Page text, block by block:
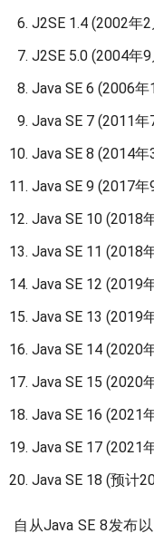
J2SE 1.4 (2002年
J2SE 5.0 (2004年
Java SE 6 (2006
Java SE 7 (2011
Java SE 8 (2014
Java SE 9 (2017
Java SE 10 (2018
Java SE 11 (2018
Java SE 12 (2019
Java SE 13 (2019
Java SE 14 (2020
Java SE 15 (2020
Java SE 16 (2021
Java SE 17 (2021
Java SE 18 (预计
自从Java SE 8发布